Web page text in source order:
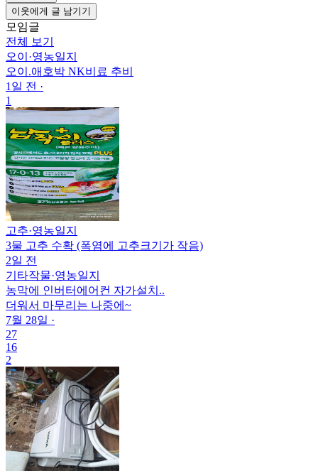
이웃에게 글 남기기
모임글
전체 보기
오이 ·영농일지
오이.애호박 NK비료 추비
1일 전 ·
1
고추·영농일지
3물 고추 수확 (폭염에 고추크기가 작음)
2일 전
기타작물·영농일지
농막에 인버터에어컨 자가설치..
더워서 마무리는 나중에~
7월 28일 ·
27
16
2